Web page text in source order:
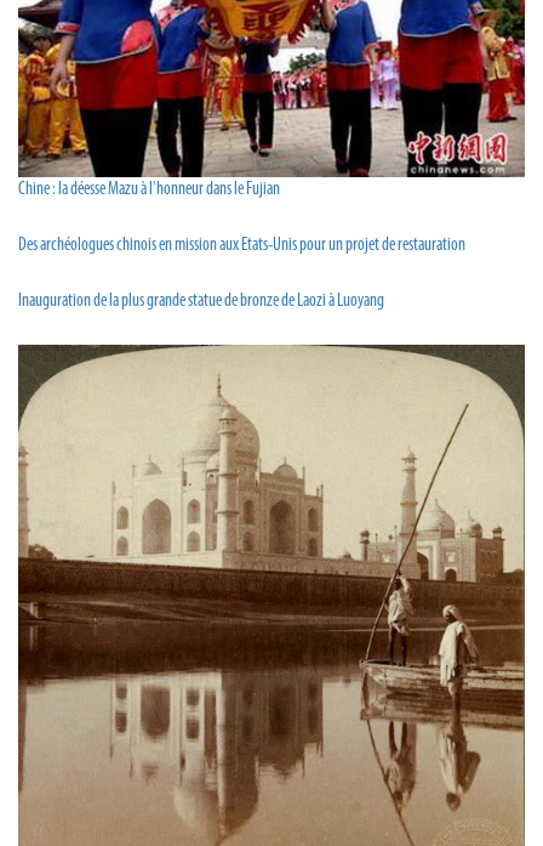
Chine : la déesse Mazu à l'honneur dans le Fujian
Des archéologues chinois en mission aux Etats-Unis pour un projet de restauration
Inauguration de la plus grande statue de bronze de Laozi à Luoyang